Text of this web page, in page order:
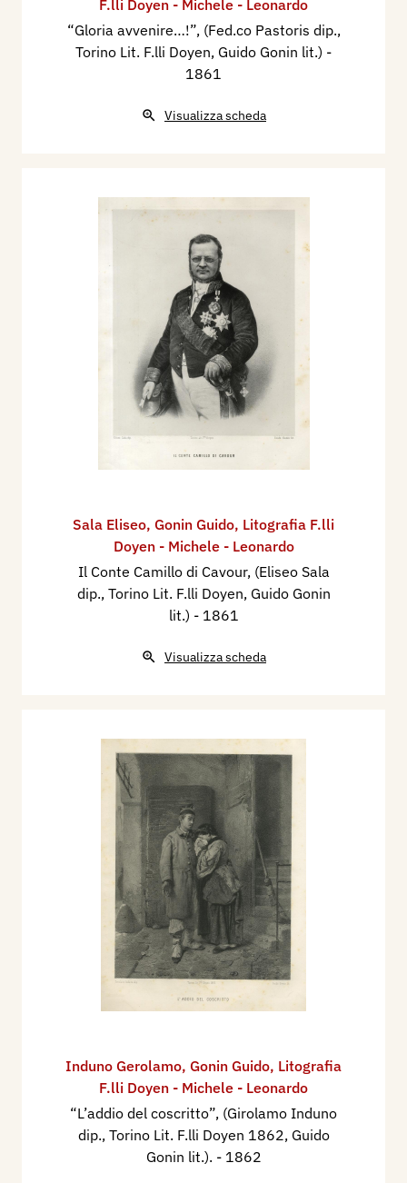
F.lli Doyen - Michele - Leonardo
“Gloria avvenire…!”, (Fed.co Pastoris dip.,
Torino Lit. F.lli Doyen, Guido Gonin lit.) -
1861
Visualizza scheda
Sala Eliseo, Gonin Guido, Litografia F.lli
Doyen - Michele - Leonardo
Il Conte Camillo di Cavour, (Eliseo Sala
dip., Torino Lit. F.lli Doyen, Guido Gonin
lit.) - 1861
Visualizza scheda
Induno Gerolamo, Gonin Guido, Litografia
F.lli Doyen - Michele - Leonardo
“L’addio del coscritto”, (Girolamo Induno
dip., Torino Lit. F.lli Doyen 1862, Guido
Gonin lit.). - 1862